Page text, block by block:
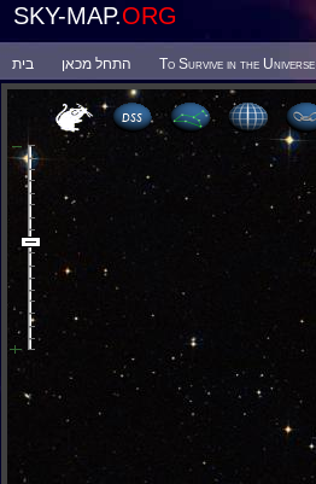
SKY-MAP.ORG
בית התחל מכאן To Survive in the Universe